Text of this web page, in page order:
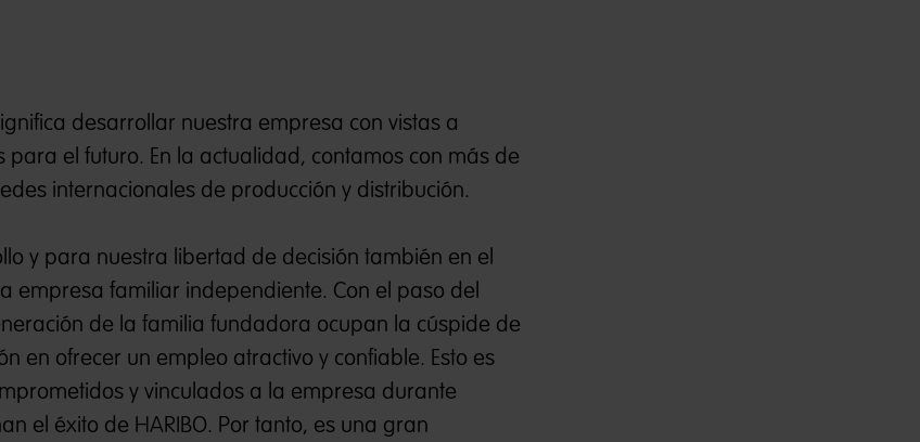
desarrollar nuestra empresa con vistas a
el futuro. En la actualidad, contamos con más de
internacionales de producción y distribución.
y para nuestra libertad de decisión también en el
empresa familiar independiente. Con el paso del
de la familia fundadora ocupan la cúspide de
en ofrecer un empleo atractivo y confiable. Esto es
y vinculados a la empresa durante
el éxito de HARIBO. Por tanto, es una gran